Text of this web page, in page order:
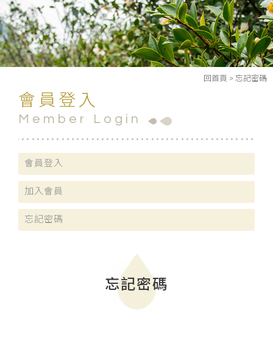
回首頁 > 忘記密碼
會員登入
Member Login
會員登入
加入會員
忘記密碼
忘記密碼